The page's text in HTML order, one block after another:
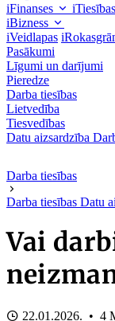
iFinanses
iTiesības
iBizness
iVeidlapas
Pasākumi
Līgumi un darījumi
Pieredze
Darba tiesības
Lietvedība
Tiesvedības
Datu aizsardzība
Darba tiesības
Darba tiesības Datu
Vai
22.01.2026. • 4